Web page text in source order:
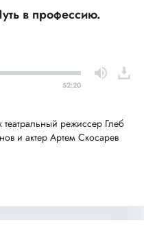
в профессию.
52:20
театральный режиссер Глеб
и актер Артем Скосарев